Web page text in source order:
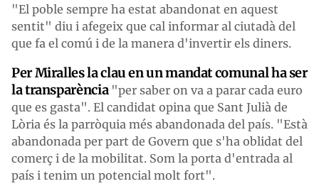
"El poble sempre ha estat abandonat en aquest
sentit" diu i afegeix que cal informar al ciutadà del
que fa el comú i de la manera d'invertir els diners.
Per Miralles la clau en un mandat comunal ha ser
la transparència "per saber on va a parar cada euro
que es gasta". El candidat opina que Sant Julià de
Lòria és la parròquia més abandonada del país. "Està
abandonada per part de Govern que s'ha oblidat del
comerç i de la mobilitat. Som la porta d'entrada al
país i tenim un potencial molt fort".